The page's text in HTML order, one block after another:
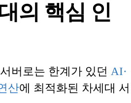
의 핵심 인
버로는 한계가 있던 AI·
산에 최적화된 차세대 서